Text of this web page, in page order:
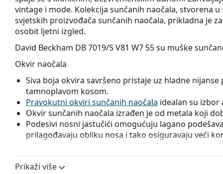
vintage i mode. Kolekcija sunčanih naočala, stvorena
svjetskih proizvođača sunčanih naočala, prikladna je
osobit ljetni izgled.
David Beckham DB 7019/S V81 W7 55su muške
Okvir naočala
Siva boja okvira savršeno pristaje uz hladne
tamnoplavom kosom.
Pravokutni okviri sunčanih naočala idealan su
Okvir sunčanih naočala izrađen je od metala koji
Podesivi nosni jastučići omogućuju lagano
prilagođavaju obliku nosa i tako osiguravaju veći
uvijek treba obaviti iskusni optičar kako bi se
Leće naočala
Prikaži više